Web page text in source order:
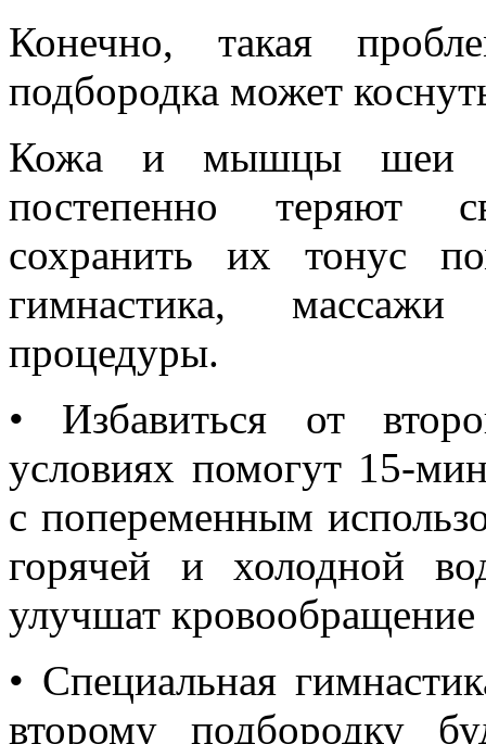
Конечно, такая
подбородка может
Кожа и мышцы шеи у
постепенно теряют
сохранить их тонус
гимнастика,
процедуры.
• Избавиться от
условиях помогут 15-
с попеременным
горячей и холодной
улучшат
• Специальная
второму подбородку